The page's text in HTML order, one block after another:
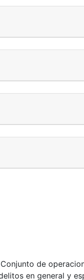
de
en general y